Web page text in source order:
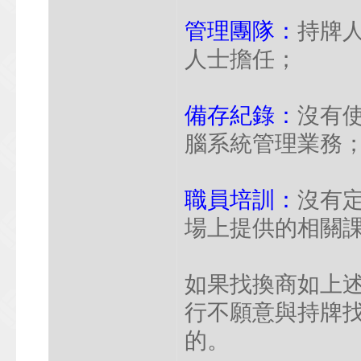
管理團隊： 持牌
人士擔任；
備存紀錄： 沒有
腦系統管理業務
職員培訓： 沒有
場上提供的相關
如果找換商如上
行不願意與持牌
的。